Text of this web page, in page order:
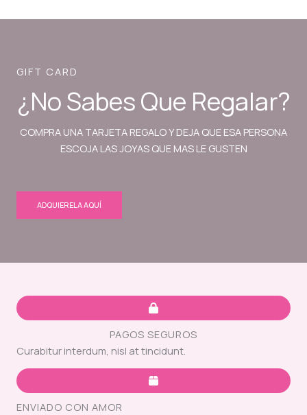
GIFT CARD
¿No Sabes Que Regalar?
COMPRA UNA TARJETA REGALO Y DEJA QUE ESA PERSONA
ESCOJA LAS JOYAS QUE MAS LE GUSTEN
ADQUIERELA AQUÍ
PAGOS SEGUROS
Curabitur interdum, nisl at tincidunt.
ENVIADO CON AMOR